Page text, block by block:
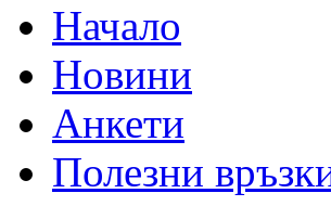
Начало
Новини
Анкети
Полезни